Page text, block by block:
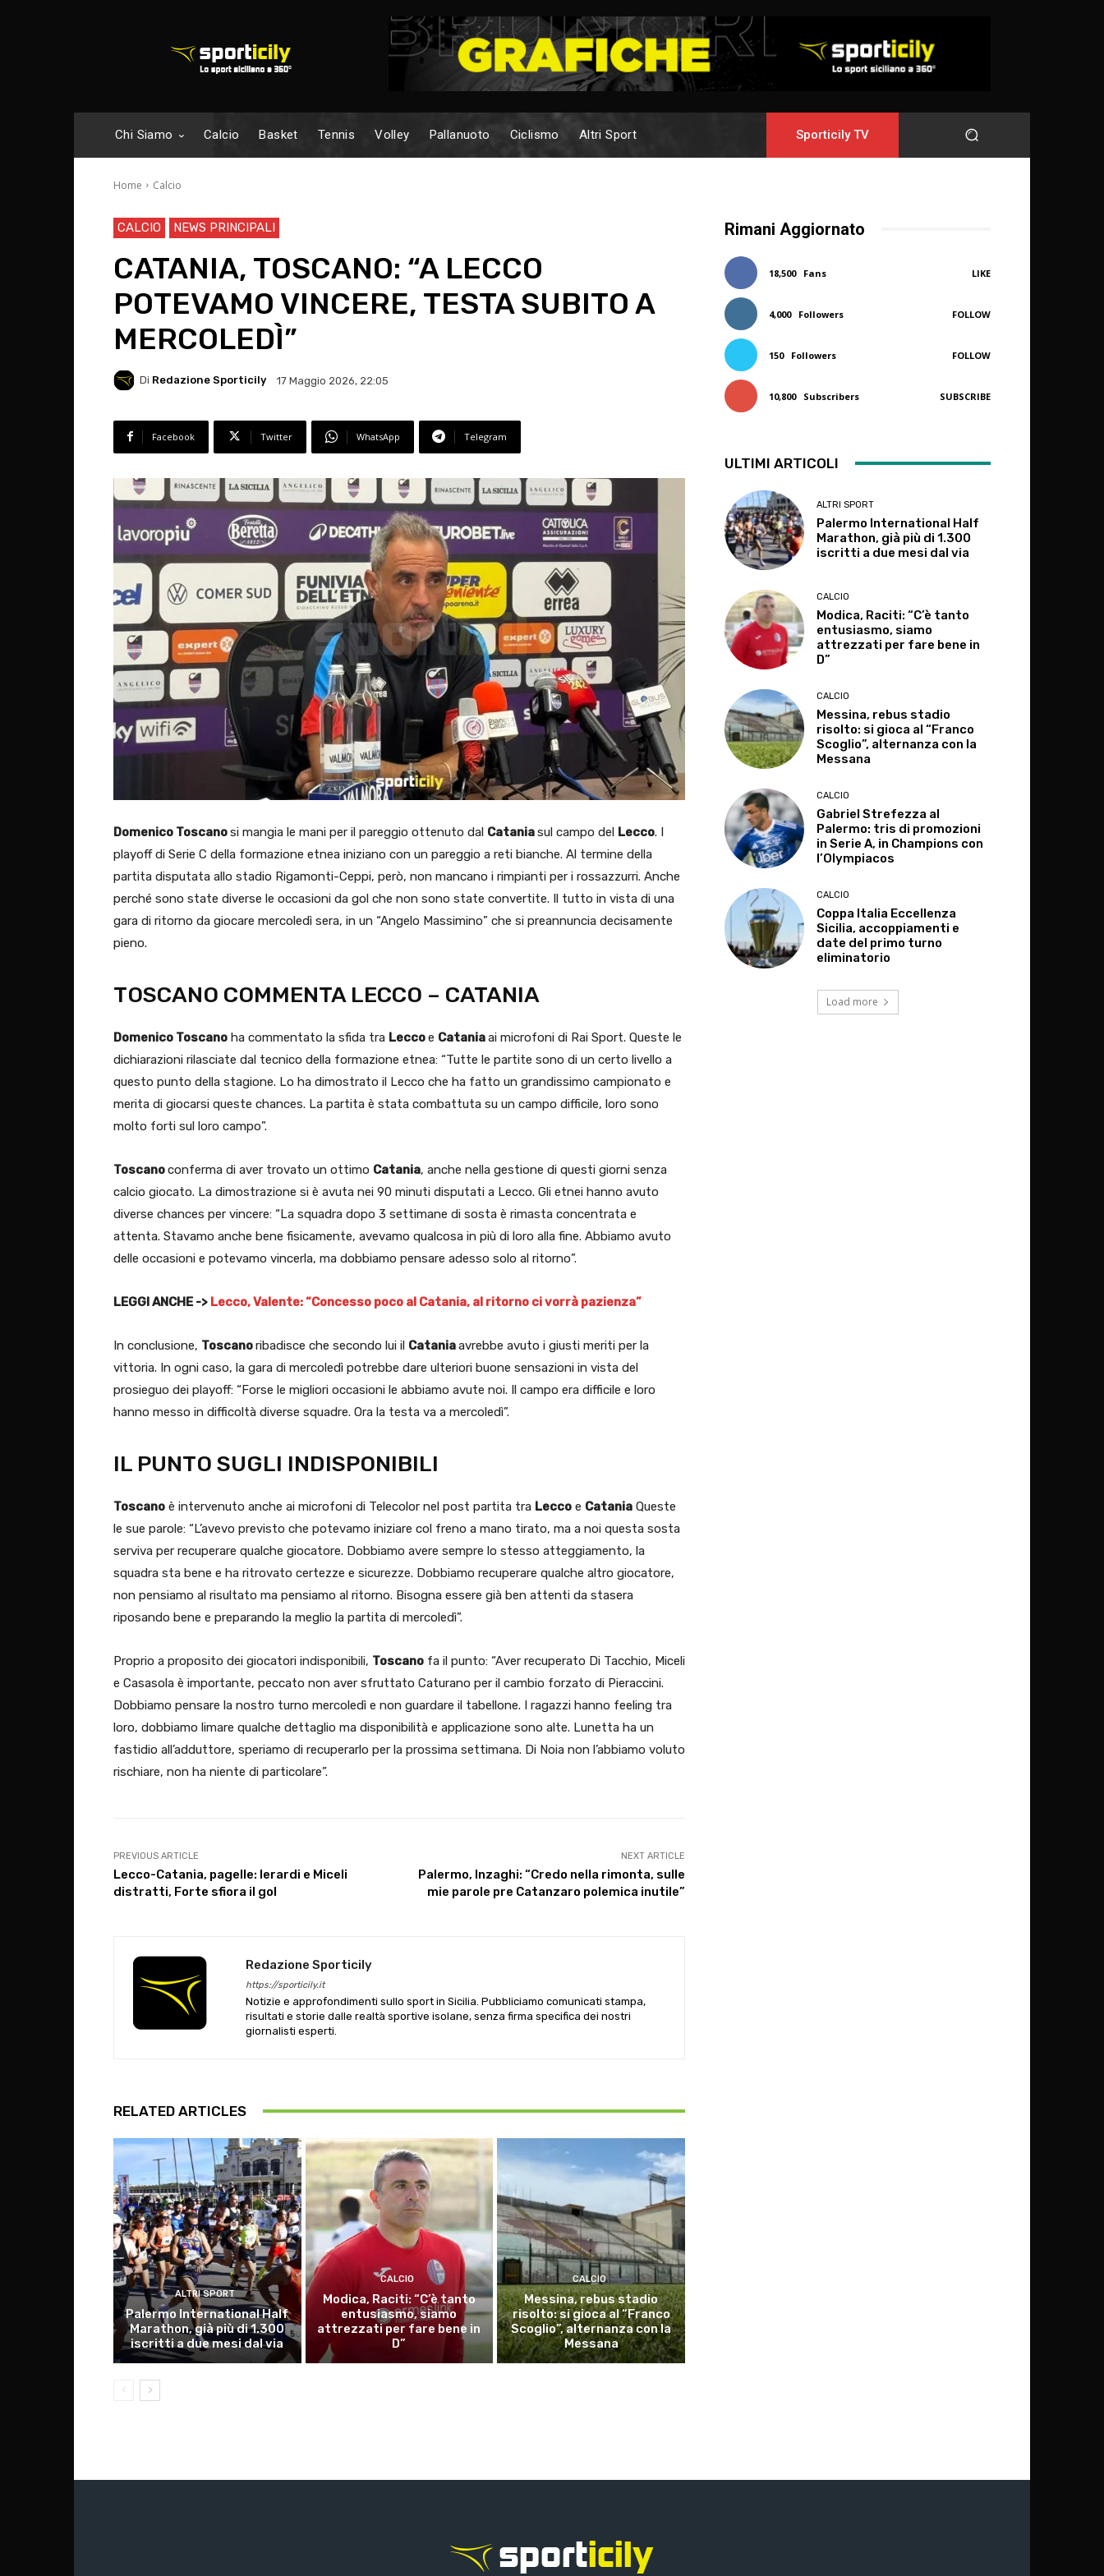
Chi Siamo Calcio Basket Tennis Volley Pallanuoto Ciclismo Altri Sport Sporticily TV
Home Calcio
CALCIO NEWS PRINCIPALI
CATANIA, TOSCANO: “A LECCO
POTEVAMO VINCERE, TESTA SUBITO A
MERCOLEDÌ”
Di Redazione Sporticily 17 Maggio 2026, 22:05
Facebook Twitter WhatsApp Telegram
Domenico Toscanosi mangia le mani per il pareggio ottenuto dal Cataniasul campo del Lecco. I
playoff di Serie C della formazione etnea iniziano con un pareggio a reti bianche. Al termine della
partita disputata allo stadio Rigamonti-Ceppi, però, non mancano i rimpianti per i rossazzurri. Anche
perché sono state diverse le occasioni da gol che non sono state convertite. Il tutto in vista di una
gara di ritorno da giocare mercoledì sera, in un “Angelo Massimino” che si preannuncia decisamente
pieno.
TOSCANO COMMENTA LECCO – CATANIA
Domenico Toscano ha commentato la sfida tra Leccoe Cataniaai microfoni di Rai Sport. Queste le
dichiarazioni rilasciate dal tecnico della formazione etnea: “Tutte le partite sono di un certo livello a
questo punto della stagione. Lo ha dimostrato il Lecco che ha fatto un grandissimo campionato e
merita di giocarsi queste chances. La partita è stata combattuta su un campo difficile, loro sono
molto forti sul loro campo”.
Toscanoconferma di aver trovato un ottimo Catania, anche nella gestione di questi giorni senza
calcio giocato. La dimostrazione si è avuta nei 90 minuti disputati a Lecco. Gli etnei hanno avuto
diverse chances per vincere: “La squadra dopo 3 settimane di sosta è rimasta concentrata e
attenta. Stavamo anche bene fisicamente, avevamo qualcosa in più di loro alla fine. Abbiamo avuto
delle occasioni e potevamo vincerla, ma dobbiamo pensare adesso solo al ritorno”.
LEGGI ANCHE -> Lecco, Valente: “Concesso poco al Catania, al ritorno ci vorrà pazienza”
In conclusione, Toscanoribadisce che secondo lui il Cataniaavrebbe avuto i giusti meriti per la
vittoria. In ogni caso, la gara di mercoledì potrebbe dare ulteriori buone sensazioni in vista del
prosieguo dei playoff: “Forse le migliori occasioni le abbiamo avute noi. Il campo era difficile e loro
hanno messo in difficoltà diverse squadre. Ora la testa va a mercoledì”.
IL PUNTO SUGLI INDISPONIBILI
Toscano è intervenuto anche ai microfoni di Telecolor nel post partita tra Lecco e Catania Queste
le sue parole: “L’avevo previsto che potevamo iniziare col freno a mano tirato, ma a noi questa sosta
serviva per recuperare qualche giocatore. Dobbiamo avere sempre lo stesso atteggiamento, la
squadra sta bene e ha ritrovato certezze e sicurezze. Dobbiamo recuperare qualche altro giocatore,
non pensiamo al risultato ma pensiamo al ritorno. Bisogna essere già ben attenti da stasera
riposando bene e preparando la meglio la partita di mercoledì”.
Proprio a proposito dei giocatori indisponibili, Toscano fa il punto: “Aver recuperato Di Tacchio, Miceli
e Casasola è importante, peccato non aver sfruttato Caturano per il cambio forzato di Pieraccini.
Dobbiamo pensare la nostro turno mercoledì e non guardare il tabellone. I ragazzi hanno feeling tra
loro, dobbiamo limare qualche dettaglio ma disponibilità e applicazione sono alte. Lunetta ha un
fastidio all’adduttore, speriamo di recuperarlo per la prossima settimana. Di Noia non l’abbiamo voluto
rischiare, non ha niente di particolare”.
PREVIOUS ARTICLE
Lecco-Catania, pagelle: Ierardi e Miceli
distratti, Forte sfiora il gol
NEXT ARTICLE
Palermo, Inzaghi: “Credo nella rimonta, sulle
mie parole pre Catanzaro polemica inutile”
Redazione Sporticily
https://sporticily.it
Notizie e approfondimenti sullo sport in Sicilia. Pubbliciamo comunicati stampa,
risultati e storie dalle realtà sportive isolane, senza firma specifica dei nostri
giornalisti esperti.
RELATED ARTICLES
ALTRI SPORT
Palermo International Half
Marathon, già più di 1.300
iscritti a due mesi dal via
CALCIO
Modica, Raciti: “C’è tanto
entusiasmo, siamo
attrezzati per fare bene in
D”
CALCIO
Messina, rebus stadio
risolto: si gioca al “Franco
Scoglio”, alternanza con la
Messana
Rimani Aggiornato
18,500 Fans LIKE
4,000 Followers FOLLOW
150 Followers FOLLOW
10,800 Subscribers SUBSCRIBE
ULTIMI ARTICOLI
ALTRI SPORT
Palermo International Half
Marathon, già più di 1.300
iscritti a due mesi dal via
CALCIO
Modica, Raciti: “C’è tanto
entusiasmo, siamo
attrezzati per fare bene in
D”
CALCIO
Messina, rebus stadio
risolto: si gioca al “Franco
Scoglio”, alternanza con la
Messana
CALCIO
Gabriel Strefezza al
Palermo: tris di promozioni
in Serie A, in Champions con
l’Olympiacos
CALCIO
Coppa Italia Eccellenza
Sicilia, accoppiamenti e
date del primo turno
eliminatorio
Load more